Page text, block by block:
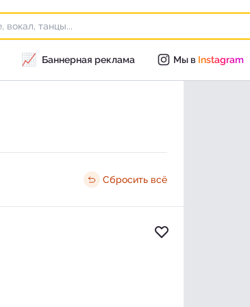
📈 Баннерная реклама Мы в Instagram
Сбросить всё
Добавить в